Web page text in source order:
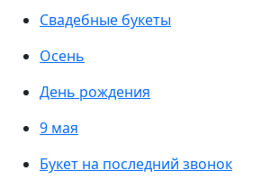
Свадебные букеты
Осень
День рождения
9 мая
Букет на последний звонок